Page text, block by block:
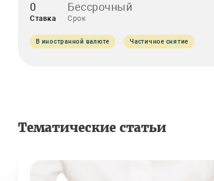
0
Ставка
Бессрочный
Срок
В иностранной валюте Частичное снятие
Тематические статьи